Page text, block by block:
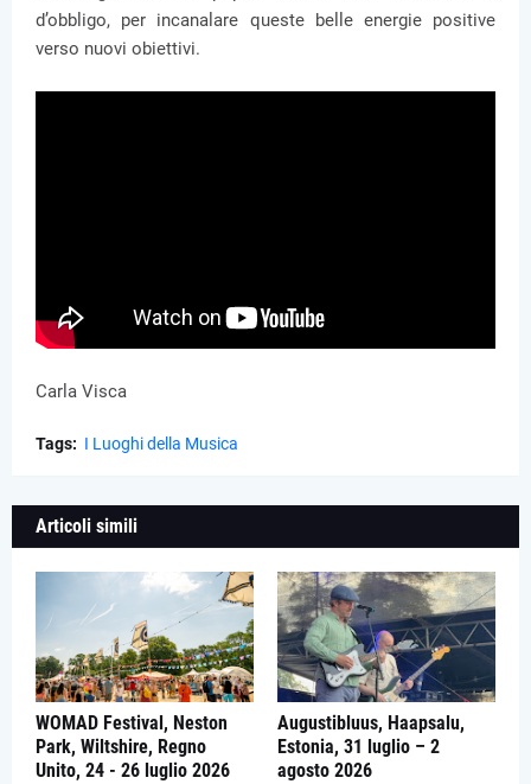
d’obbligo, per incanalare queste belle energie positive
verso nuovi obiettivi.
Carla Visca
Tags: I Luoghi della Musica
Articoli simili
WOMAD Festival, Neston
Park, Wiltshire, Regno
Unito, 24 - 26 luglio 2026
Augustibluus, Haapsalu,
Estonia, 31 luglio – 2
agosto 2026